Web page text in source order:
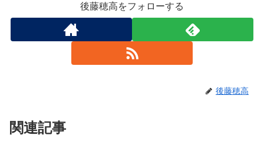
後藤穂高をフォローする
後藤穂高
関連記事